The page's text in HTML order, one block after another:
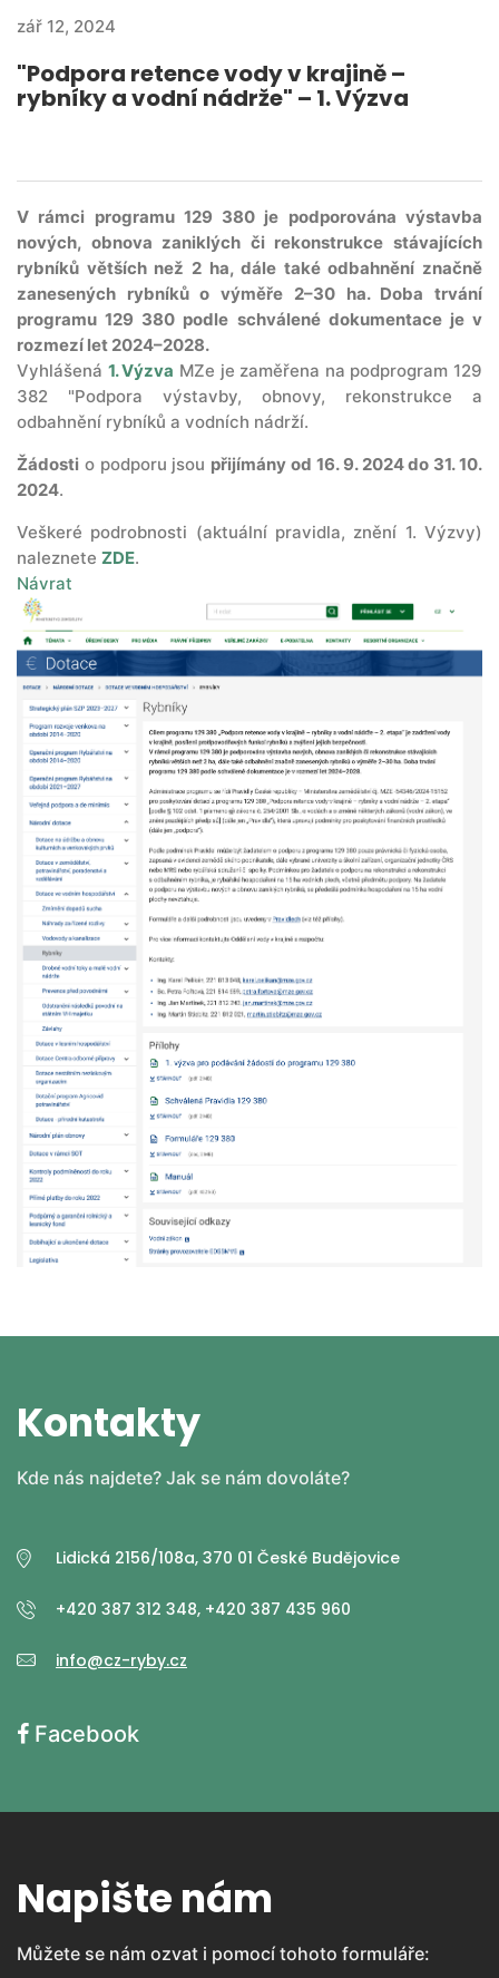
zář 12, 2024
"Podpora retence vody v krajině –
rybníky a vodní nádrže" – 1. Výzva
V rámci programu 129 380 je podporována výstavba
nových, obnova zaniklých či rekonstrukce stávajících
rybníků větších než 2 ha, dále také odbahnění značně
zanesených rybníků o výměře 2–30 ha. Doba trvání
programu 129 380 podle schválené dokumentace je v
rozmezí let 2024–2028.
Vyhlášená 1. Výzva MZe je zaměřena na podprogram 129
382 "Podpora výstavby, obnovy, rekonstrukce a
odbahnění rybníků a vodních nádrží.
Žádosti o podporu jsou přijímány od 16. 9. 2024 do 31. 10.
2024.
Veškeré podrobnosti (aktuální pravidla, znění 1. Výzvy)
naleznete ZDE.
Návrat
Kontakty
Kde nás najdete? Jak se nám dovoláte?
Lidická 2156/108a, 370 01 České Budějovice
+420 387 312 348, +420 387 435 960
info@cz-ryby.cz
Facebook
Napište nám
Můžete se nám ozvat i pomocí tohoto formuláře: